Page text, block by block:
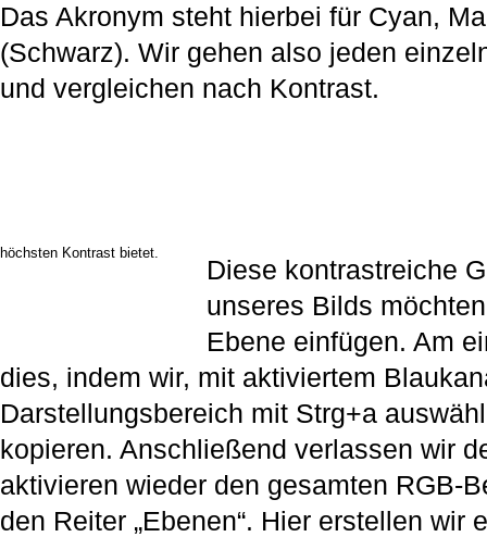
Das Akronym steht hierbei für Cyan,
(Schwarz). Wir gehen also jeden
und vergleichen nach Kontrast.
höchsten Kontrast bietet.
Diese kontrastreiche
unseres Bilds
Ebene einfügen. Am
dies, indem wir, mit aktiviertem
Darstellungsbereich mit Strg+a
kopieren. Anschließend verlassen wir
aktivieren wieder den gesamten RGB-
den Reiter „Ebenen“. Hier erstellen wir